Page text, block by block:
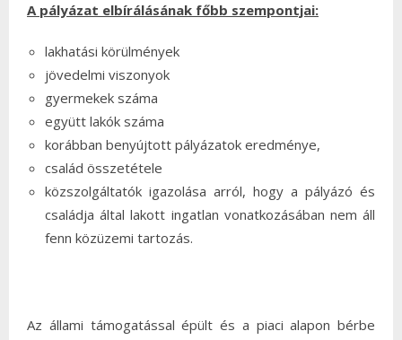
A pályázat elbírálásának főbb szempontjai:
lakhatási körülmények
jövedelmi viszonyok
gyermekek száma
együtt lakók száma
korábban benyújtott pályázatok eredménye,
család összetétele
közszolgáltatók igazolása arról, hogy a pályázó és
családja által lakott ingatlan vonatkozásában nem áll
fenn közüzemi tartozás.
Az állami támogatással épült és a piaci alapon bérbe